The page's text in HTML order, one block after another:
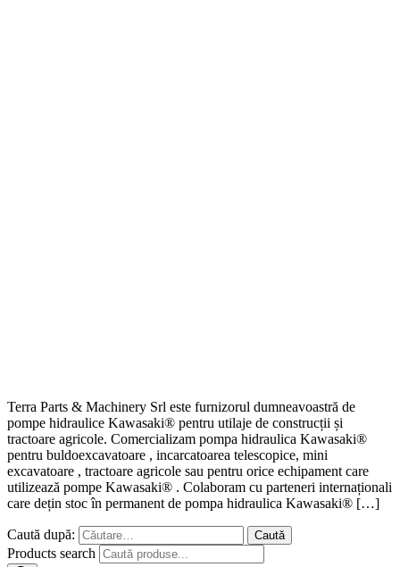
Terra Parts & Machinery Srl este furnizorul dumneavoastră de
pompe hidraulice Kawasaki® pentru utilaje de construcții și
tractoare agricole. Comercializam pompa hidraulica Kawasaki®
pentru buldoexcavatoare , incarcatoarea telescopice, mini
excavatoare , tractoare agricole sau pentru orice echipament care
utilizează pompe Kawasaki® . Colaboram cu parteneri internaționali
care dețin stoc în permanent de pompa hidraulica Kawasaki® […]
Caută după:
Products search